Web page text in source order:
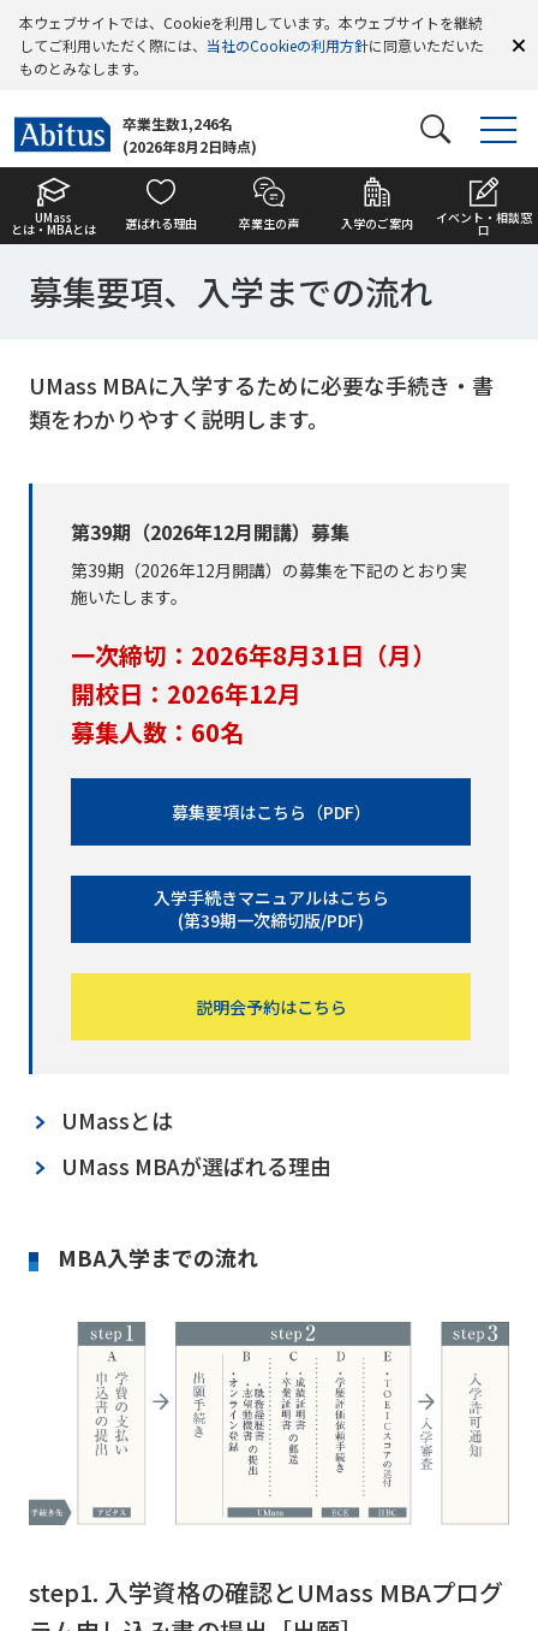
本ウェブサイトでは、Cookieを利用しています。本ウェブサイトを継続
してご利用いただく際には、 当社のCookieの利用方針に同意いただいた
ものとみなします。
卒業生数1,246名
(2026年8月2日時点)
UMass
とは・MBAとは 選ばれる理由 卒業生の声 入学のご案内 イベント・相談窓
口
募集要項、入学までの流れ
UMass MBAに入学するために必要な手続き・書
類をわかりやすく説明します。
第39期（2026年12月開講）募集
第39期（2026年12月開講）の募集を下記のとおり実
施いたします。
一次締切：2026年8月31日（月）
開校日：2026年12月
募集人数：60名
募集要項はこちら（PDF）
入学手続きマニュアルはこちら
(第39期一次締切版/PDF)
説明会予約はこちら
UMassとは
UMass MBAが選ばれる理由
MBA入学までの流れ
step1. 入学資格の確認とUMass MBAプログ